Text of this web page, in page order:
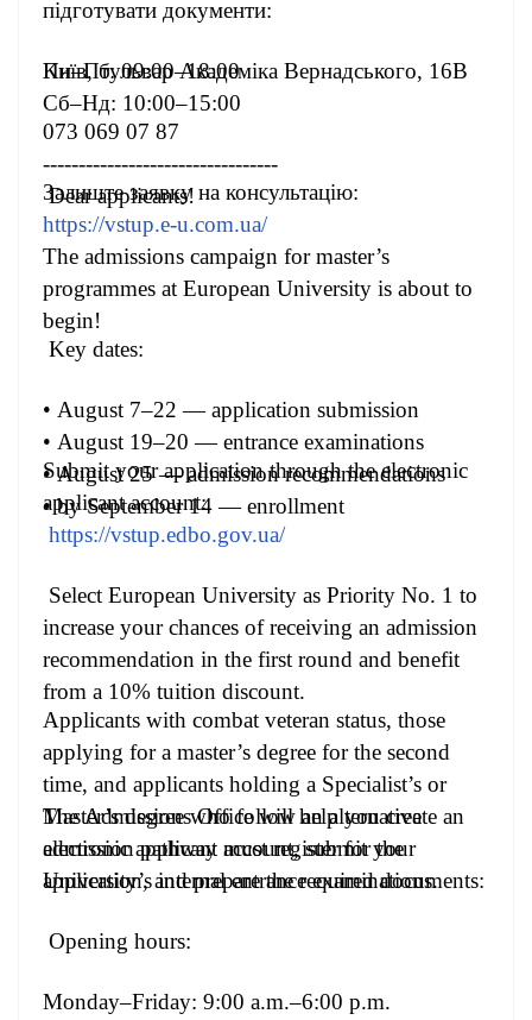
підготувати документи:
Пн–Пт: 09:00–18:00
Сб–Нд: 10:00–15:00
Київ, бульвар Академіка Вернадського, 16В
073 069 07 87
Залиште заявку на консультацію:
https://vstup.e-u.com.ua/
---------------------------------
Dear applicants!
The admissions campaign for master’s
programmes at European University is about to
begin!
Key dates:
• August 7–22 — application submission
• August 19–20 — entrance examinations
• August 25 — admission recommendations
• by September 14 — enrollment
Submit your application through the electronic
applicant account:
https://vstup.edbo.gov.ua/
Select European University as Priority No. 1 to
increase your chances of receiving an admission
recommendation in the first round and benefit
from a 10% tuition discount.
Applicants with combat veteran status, those
applying for a master’s degree for the second
time, and applicants holding a Specialist’s or
Master’s degree who follow an alternative
admission pathway must register for the
University’s internal entrance examinations.
The Admissions Office will help you create an
electronic applicant account, submit your
application, and prepare the required documents:
Opening hours:
Monday–Friday: 9:00 a.m.–6:00 p.m.